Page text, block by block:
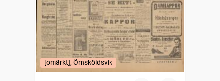
[omärkt], Örnsköldsvik